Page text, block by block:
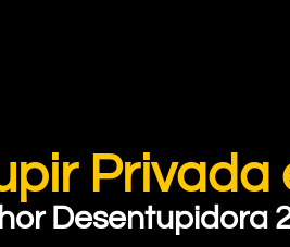
Desentupidora